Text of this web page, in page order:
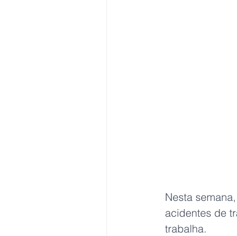
Nesta
acidentes de
trabalha.